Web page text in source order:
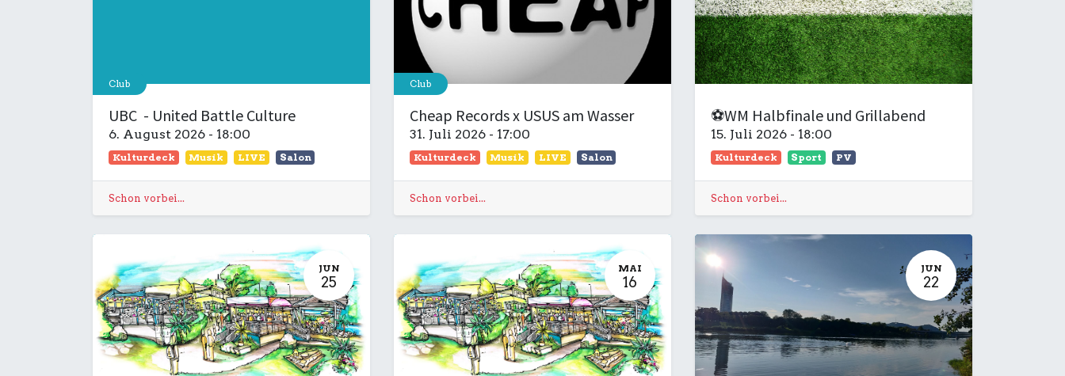
Club
UBC - United Battle Culture
6. August 2026 - 18:00
Kulturdeck Musik LIVE Salon
Schon vorbei...
Club
Cheap Records x USUS am Wasser
31. Juli 2026 - 17:00
Kulturdeck Musik LIVE Salon
Schon vorbei...
⚽WM Halbfinale und Grillabend
15. Juli 2026 - 18:00
Kulturdeck Sport PV
Schon vorbei...
JUN
25
MAI
16
JUN
22